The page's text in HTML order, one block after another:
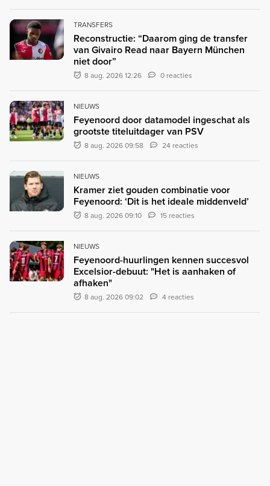
TRANSFERS
Reconstructie: “Daarom ging de transfer
van Givairo Read naar Bayern München
niet door”
8 aug. 2026 12:26 0 reacties
NIEUWS
Feyenoord door datamodel ingeschat als
grootste titeluitdager van PSV
8 aug. 2026 09:58 24 reacties
NIEUWS
Kramer ziet gouden combinatie voor
Feyenoord: ‘Dit is het ideale middenveld’
8 aug. 2026 09:10 15 reacties
NIEUWS
Feyenoord-huurlingen kennen succesvol
Excelsior-debuut: "Het is aanhaken of
afhaken"
8 aug. 2026 09:02 4 reacties